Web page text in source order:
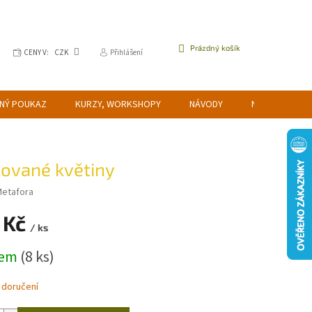
CENY V: CZK Přihlášení
NÁKUPNÍ
Prázdný košík
POUKAZ KURZY, WORKSHOPY NÁVODY NAPIŠTE NÁM
květiny
/ ks
(8 ks)